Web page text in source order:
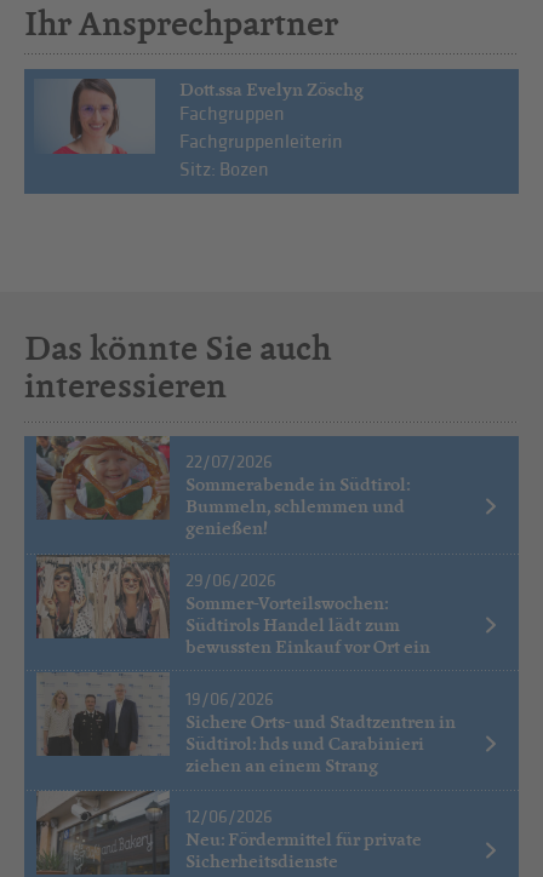
Ihr Ansprechpartner
Dott.ssa Evelyn Zöschg
Fachgruppen
Fachgruppenleiterin
Sitz: Bozen
Das könnte Sie auch
interessieren
22/07/2026
Sommerabende in Südtirol:
Bummeln, schlemmen und
genießen!
29/06/2026
Sommer-Vorteilswochen:
Südtirols Handel lädt zum
bewussten Einkauf vor Ort ein
19/06/2026
Sichere Orts- und Stadtzentren in
Südtirol: hds und Carabinieri
ziehen an einem Strang
12/06/2026
Neu: Fördermittel für private
Sicherheitsdienste